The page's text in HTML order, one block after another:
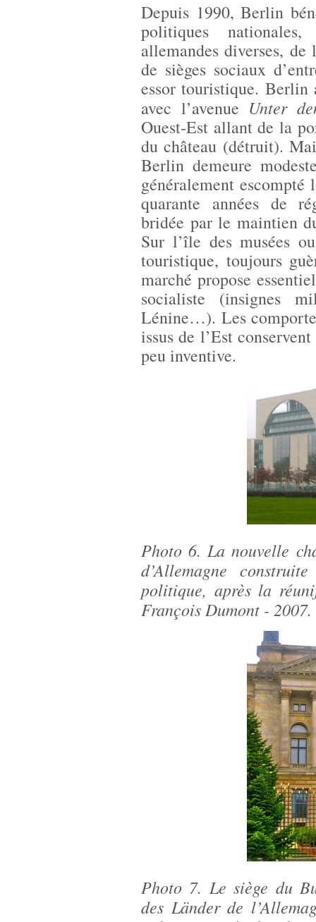
Depuis 1990, Berlin
politiques
allemandes diverses,
de sièges sociaux
essor touristique. Berlin
avec l’avenue Unter
Ouest-Est allant de la
du château (détruit).
Berlin demeure
généralement
quarante années de
bridée par le maintien
Sur l’île des musées
touristique, toujours
marché propose
socialiste (insignes
Lénine…). Les
issus de l’Est
peu inventive.
Photo 6. La nouvelle
d’Allemagne
politique, après la
François Dumont - 2007.
Photo 7. Le siège du
des Länder de